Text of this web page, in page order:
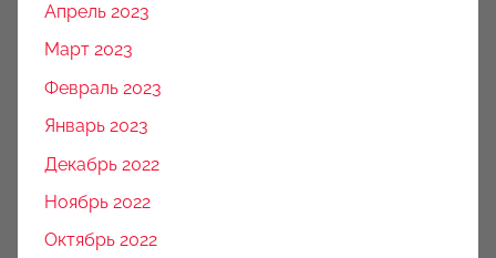
Апрель 2023
Март 2023
Февраль 2023
Январь 2023
Декабрь 2022
Ноябрь 2022
Октябрь 2022